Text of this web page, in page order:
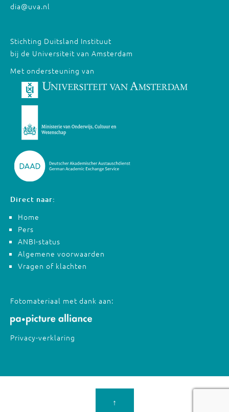
dia@uva.nl
Stichting Duitsland Instituut
bij de Universiteit van Amsterdam
Met ondersteuning van
Direct naar:
Home
Pers
ANBI-status
Algemene voorwaarden
Vragen of klachten
Fotomateriaal met dank aan:
Privacy-verklaring
↑